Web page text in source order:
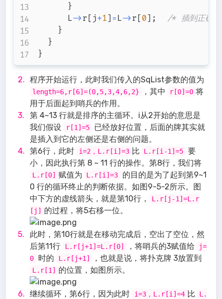
}
			L
->r [ j+1 ] = L->r [ 0 ] ;
/* 插到正确
}
}
}
程序开始运行，此时我们传入的SqList参数的值为
length=6,r[6]=(0,5,3,4,6,2} ，其中 r[0]=0 将
用于后面起到哨兵的作用。
第 4~13 行就是排序的主循环。i从2开始的意思是
我们假设
r[1]=5
已经放好位置，后面的牌其实就
是插入到它的左侧还是右侧的问题。
第6行，此时
i=2，L.r[i]=3 比 L.r[i-1]=5 要
小，因此执行第 8 ~ 11 行的操作。第8行，我们将
L.r[0] 赋值为 L.r[i]=3
的目的是为了起到第9~1
0 行的循环终止的判断依据。如图9-5-2所示。图
中下方的虚线箭头，就是第10行，
L.r[j-1]=L.r
[j]
的过程，将5右移一位。
此时，第10行就是在移动完成后，空出了空位，然
后第11行
L.r[j+1]=L.r[0] ，将哨兵的3赋值给
j=
0
时的 L.r[j+1] ，也就是说，将扑克牌 3放置到
L.r[1] 的位置，如图所示。
继续循环，第6行，因为此时 i=3，L.r[i]=4 比
L.